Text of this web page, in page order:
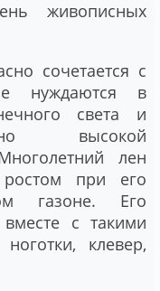
живописных
сочетается с
нуждаются в
света и
высокой
лен
ростом при его
газоне. Его
вместе с такими
клевер,